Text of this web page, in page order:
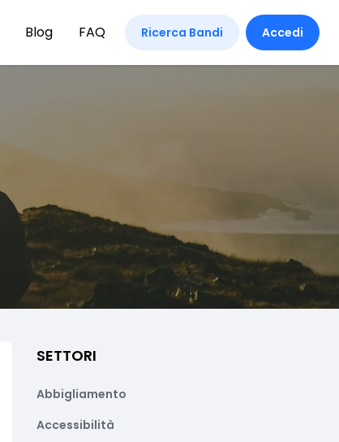
Blog FAQ Ricerca Bandi Accedi
SETTORI
Abbigliamento
Accessibilità